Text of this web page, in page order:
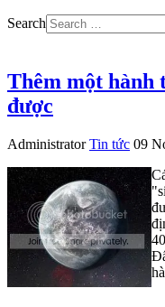
Search
Thêm một hành
được
Administrator Tin tức 09